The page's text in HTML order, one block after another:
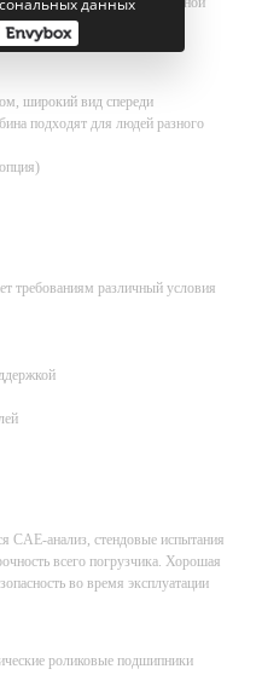
широкий вид спереди
подходят для людей разного
требованиям различный условия
CAE-анализ, стендовые испытания
всего погрузчика. Хорошая
во время эксплуатации
роликовые подшипники
данных